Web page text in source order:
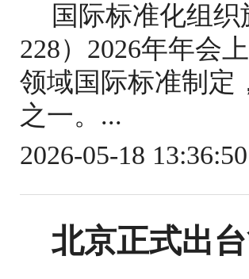
国际标准化组
228）2026年年会
领域国际标准制定
之一。...
2026-05-18 13:36:50
北京正式出